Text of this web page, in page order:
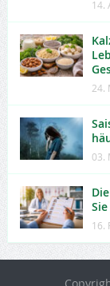
14.
24.
03.
16.